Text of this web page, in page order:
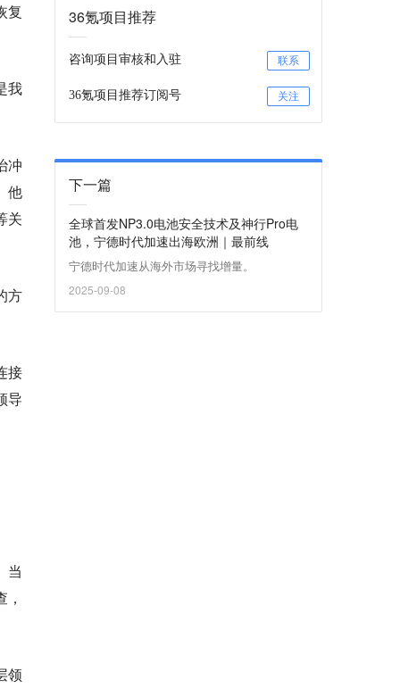
复
我
冲
他
关
方
接
导
当
领
36氪项目推荐
咨询项目审核和入驻 联系
36氪项目推荐订阅号 关注
下一篇
全球首发NP3.0电池安全技术及神行Pro电
池，宁德时代加速出海欧洲｜最前线
宁德时代加速从海外市场寻找增量。
2025-09-08